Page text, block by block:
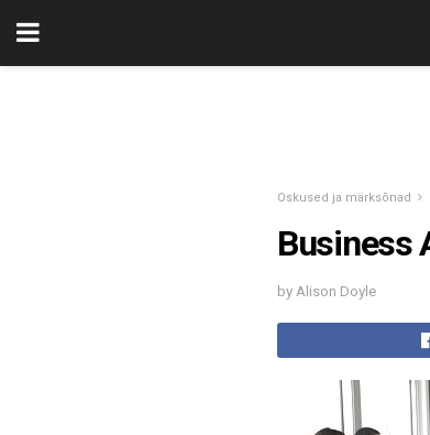
Oskused ja märksõnad
Business
by Alison Doyle